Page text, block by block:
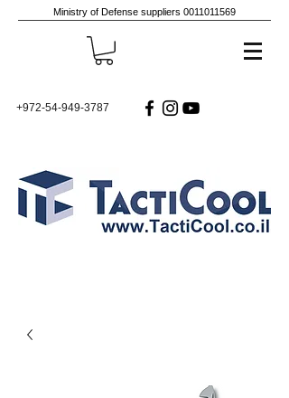
Ministry of Defense suppliers 0011011569
+972-54-949-3787